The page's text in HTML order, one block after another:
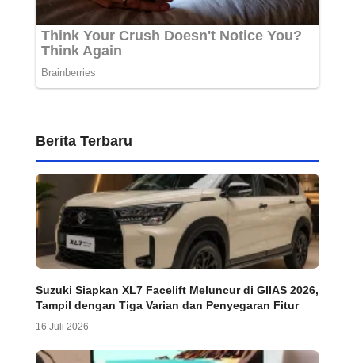
Berita Terbaru
Suzuki Siapkan XL7 Facelift Meluncur di GIIAS 2026,
Tampil dengan Tiga Varian dan Penyegaran Fitur
16 Juli 2026